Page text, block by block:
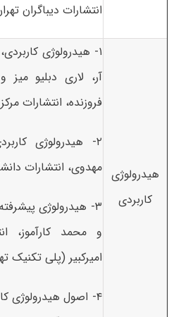
انتشارات دیباگران
هیدرولوژی
کاربردی
۱- هیدرولوژی
آر، لاری دبلیو
فروزنده، انتشارات
مهدوی، انتشارات
۳- هیدرولوژی
و محمد کارآموز،
امیرکبیر (پلی تکنیک
۴- اصول هیدرولوژی